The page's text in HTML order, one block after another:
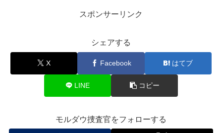
スポンサーリンク
シェアする
X Facebook はてブ
LINE コピー
モルダウ捜査官をフォローする